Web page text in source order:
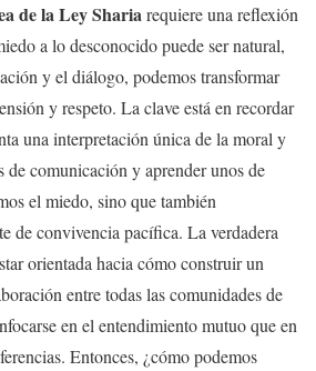
de laLey Shariarequiere una reflexión
a lo desconocido puede ser natural,
y el diálogo, podemos transformar
y respeto. La clave está en recordar
una interpretación única de la moral y
de comunicación y aprender unos de
el miedo, sino que también
de convivencia pacífica. La verdadera
orientada hacia cómo construir un
entre todas las comunidades de
en el entendimiento mutuo que en
Entonces, ¿cómo podemos